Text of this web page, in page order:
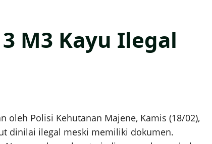
M3 Kayu Ilegal
Polisi Kehutanan Majene, Kamis (18/02),
dinilai ilegal meski memiliki dokumen.